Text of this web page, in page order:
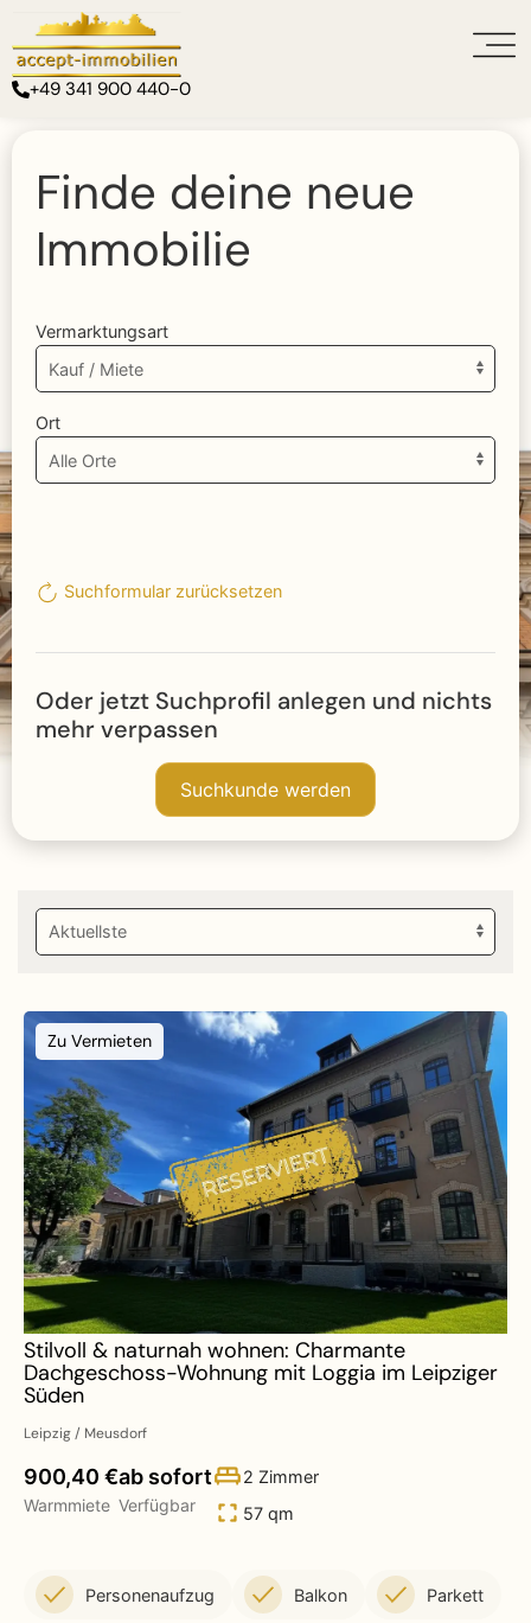
+49 341 900 440-0
Finde deine neue
Immobilie
Vermarktungsart
Ort
Suchformular zurücksetzen
Oder jetzt Suchprofil anlegen und nichts
mehr verpassen
Suchkunde werden
Zu Vermieten
Stilvoll & naturnah wohnen: Charmante
Dachgeschoss-Wohnung mit Loggia im Leipziger
Süden
Leipzig / Meusdorf
900,40 €
Warmmiete
ab sofort
Verfügbar
2 Zimmer
57 qm
Personenaufzug Balkon Parkett